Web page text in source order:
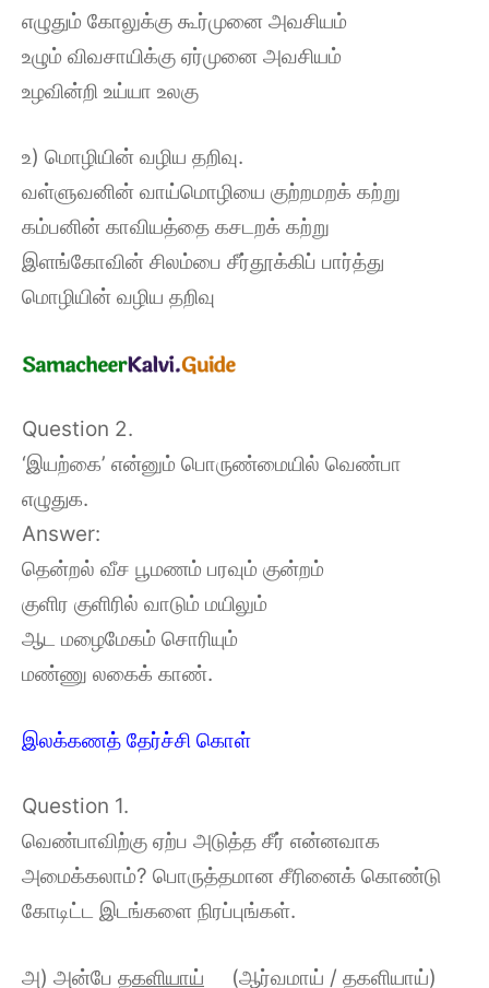
எழுதும் கோலுக்கு கூர்முனை அவசியம்
உழும் விவசாயிக்கு ஏர்முனை அவசியம்
உழவின்றி உய்யா உலகு
உ) மொழியின் வழிய தறிவு.
வள்ளுவனின் வாய்மொழியை குற்றமறக் கற்று
கம்பனின் காவியத்தை கசடறக் கற்று
இளங்கோவின் சிலம்பை சீர்தூக்கிப் பார்த்து
மொழியின் வழிய தறிவு
Question 2.
‘இயற்கை’ என்னும் பொருண்மையில் வெண்பா
எழுதுக.
Answer:
தென்றல் வீச பூமணம் பரவும் குன்றம்
குளிர குளிரில் வாடும் மயிலும்
ஆட மழைமேகம் சொரியும்
மண்ணு லகைக் காண்.
இலக்கணத் தேர்ச்சி கொள்
Question 1.
வெண்பாவிற்கு ஏற்ப அடுத்த சீர் என்னவாக
அமைக்கலாம்? பொருத்தமான சீரினைக் கொண்டு
கோடிட்ட இடங்களை நிரப்புங்கள்.
அ) அன்பே தகளியாய் (ஆர்வமாய் / தகளியாய்)